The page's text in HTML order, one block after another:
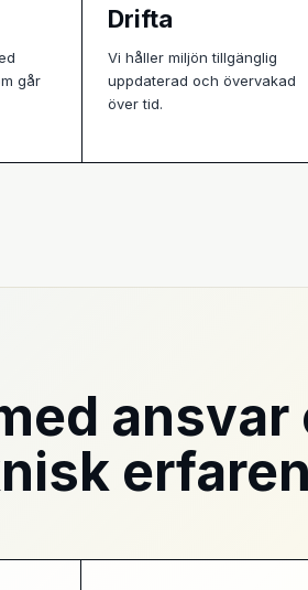
går
Drifta
Vi håller miljön tillgänglig
uppdaterad och övervakad
över tid.
ansvar